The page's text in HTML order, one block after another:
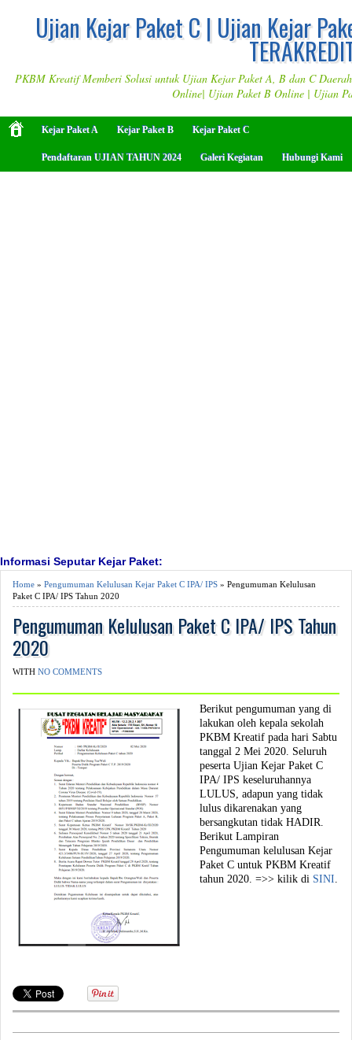
Ujian Kejar Paket C | Ujian Kejar
PKBM Kreatif Memberi Solusi untuk Ujian Kejar Paket A, B dan C
Online| Ujian Paket B Online | Ujian
Kejar Paket A Kejar Paket B Kejar Paket C
Pendaftaran UJIAN TAHUN 2024 Galeri Kegiatan Hubungi Kami
Informasi Seputar Kejar Paket:
Home » Pengumuman Kelulusan Kejar Paket C IPA/ IPS » Pengumuman Kelulusan
Paket C IPA/ IPS Tahun 2020
Pengumuman Kelulusan Paket C IPA/ IPS Tahun
2020
WITH NO COMMENTS
Berikut pengumuman yang di
lakukan oleh kepala sekolah
PKBM Kreatif pada hari Sabtu
tanggal 2 Mei 2020. Seluruh
peserta Ujian Kejar Paket C
IPA/ IPS keseluruhannya
LULUS, adapun yang tidak
lulus dikarenakan yang
bersangkutan tidak HADIR.
Berikut Lampiran
Pengumuman kelulusan Kejar
Paket C untuk PKBM Kreatif
tahun 2020. =>> kilik di SINI.